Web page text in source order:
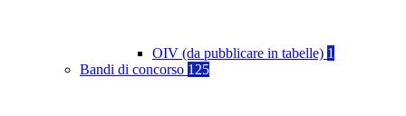
OIV (da pubblicare in tabelle) 1
Bandi di concorso 125